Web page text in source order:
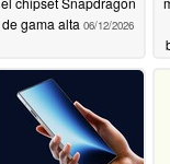
de gama alta 06/12/2026